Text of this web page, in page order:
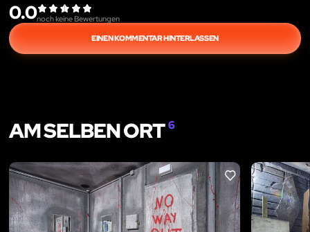
0.0noch keine Bewertungen
EINEN KOMMENTAR HINTERLASSEN
AM SELBEN ORT6
LIKE